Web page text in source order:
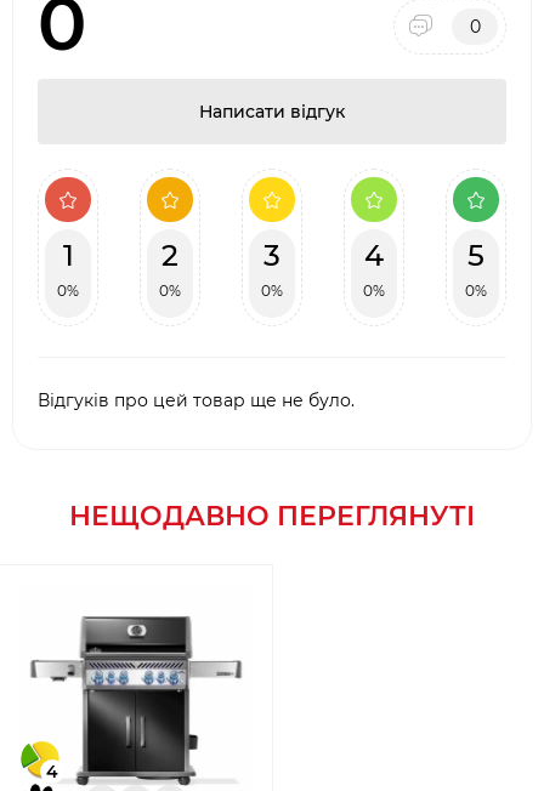
0 0
Написати відгук
1
0%
2
0%
3
0%
4
0%
5
0%
Відгуків про цей товар ще не було.
НЕЩОДАВНО ПЕРЕГЛЯНУТІ
4